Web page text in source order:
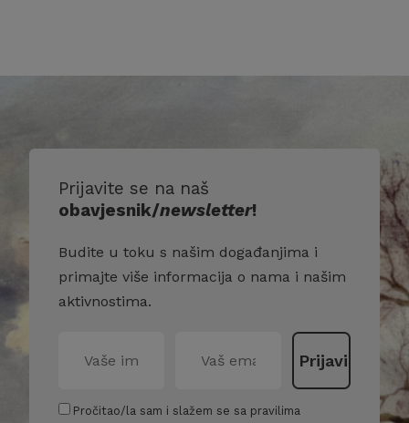
Prijavite se na naš
obavjesnik/newsletter!
Budite u toku s našim događanjima i
primajte više informacija o nama i našim
aktivnostima.
Pročitao/la sam i slažem se sa pravilima